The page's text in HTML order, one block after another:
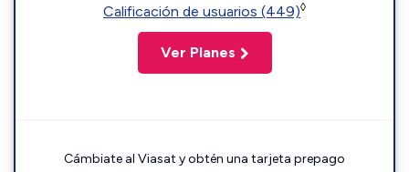
Calificación de usuarios (449)◊
Ver Planes
Cámbiate al Viasat y obtén una tarjeta prepago